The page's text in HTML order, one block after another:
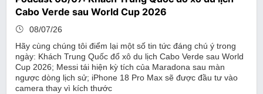
Cabo Verde sau World Cup 2026
08/07/26
Hãy cùng chúng tôi điểm lại một số tin tức đáng chú ý trong
ngày: Khách Trung Quốc đổ xô du lịch Cabo Verde sau World
Cup 2026; Messi tái hiện kỳ tích của Maradona sau màn
ngược dòng lịch sử; iPhone 18 Pro Max sẽ được đầu tư vào
camera thay vì kích thước